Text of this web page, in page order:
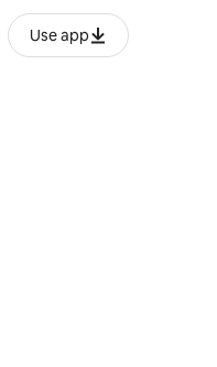
Use app